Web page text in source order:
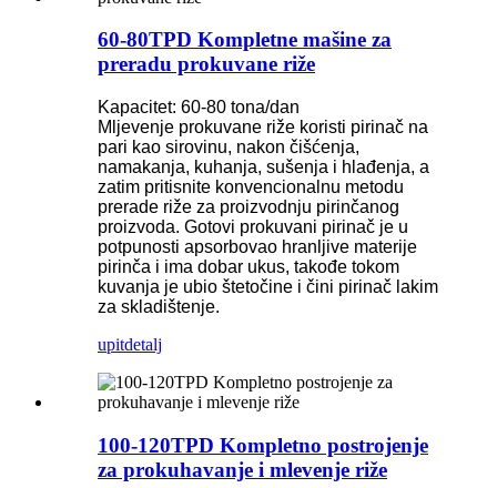
60-80TPD Kompletne mašine za
preradu prokuvane riže
Kapacitet: 60-80 tona/dan
Mljevenje prokuvane riže koristi pirinač na
pari kao sirovinu, nakon čišćenja,
namakanja, kuhanja, sušenja i hlađenja, a
zatim pritisnite konvencionalnu metodu
prerade riže za proizvodnju pirinčanog
proizvoda. Gotovi prokuvani pirinač je u
potpunosti apsorbovao hranljive materije
pirinča i ima dobar ukus, takođe tokom
kuvanja je ubio štetočine i čini pirinač lakim
za skladištenje.
upitdetalj
100-120TPD Kompletno postrojenje
za prokuhavanje i mlevenje riže